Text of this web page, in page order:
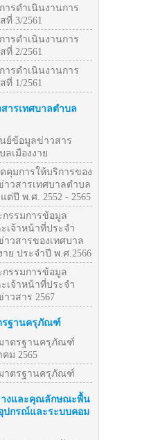
ารดำเนินงานการ
ที่ 3/2561
ารดำเนินงานการ
ที่ 2/2561
ารดำเนินงานการ
ที่ 1/2561
ารเทศบาลตำบล
ย์ข้อมูลข่าวสาร
ลเมืองงาย
คุมการให้บริการของ
วสารเทศบาลตำบล
ต่ปี พ.ศ. 2552 - 2565
รรมการข้อมูล
เจ้าหน้าที่ประจำ
วสารของเทศบาล
าย ประจำปี พ.ศ.2566
รรมการข้อมูล
เจ้าหน้าที่ประจำ
วสาร 2567
รฐานครุภัณฑ์
าตรฐานครุภัณฑ์
ม 2565
าตรฐานครุภัณฑ์
งและคุณลักษณะพื้น
ปกรณ์และระบบคอม